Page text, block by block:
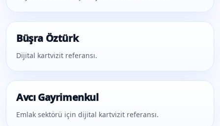
Büşra Öztürk
Dijital kartvizit referansı.
Avcı Gayrimenkul
Emlak sektörü için dijital kartvizit referansı.